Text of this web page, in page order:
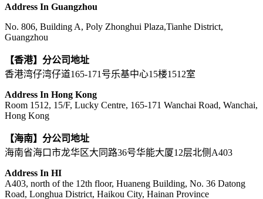
Address In Guangzhou
No. 806, Building A, Poly Zhonghui Plaza,Tianhe District,
Guangzhou
【香港】分公司地址
香港湾仔湾仔道165-171号乐基中心15楼1512室
Address In Hong Kong
Room 1512, 15/F, Lucky Centre, 165-171 Wanchai Road, Wanchai,
Hong Kong
【海南】分公司地址
海南省海口市龙华区大同路36号华能大厦12层北侧A403
Address In HI
A403, north of the 12th floor, Huaneng Building, No. 36 Datong
Road, Longhua District, Haikou City, Hainan Province